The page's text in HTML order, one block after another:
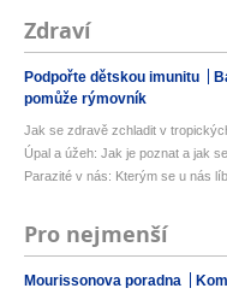
Zdraví
Podpořte dětskou imunitu
pomůže rýmovník
Jak se zdravě zchladit v
Úpal a úžeh: Jak je poznat a jak
Parazité v nás: Kterým se u nás
Pro nejmenší
Mourissonova poradna